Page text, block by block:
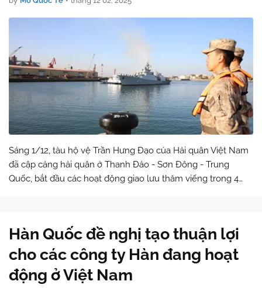
Sáng 1/12, tàu hộ vệ Trần Hưng Đạo của Hải quân Việt Nam
đã cập cảng hải quân ở Thanh Đảo - Sơn Đông - Trung
Quốc, bắt đầu các hoạt động giao lưu thăm viếng trong 4
Hàn Quốc đề nghị tạo thuận lợi
cho các công ty Hàn đang hoạt
động ở Việt Nam